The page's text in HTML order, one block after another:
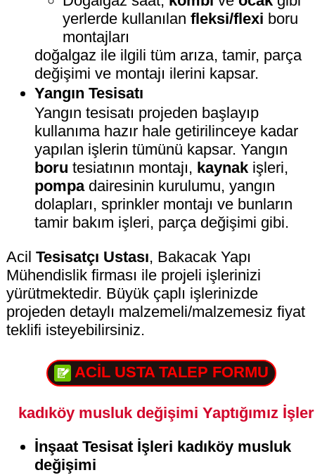
yerlerde kullanılanfleksi/flexi boru
montajları
doğalgaz ile ilgili tüm arıza, tamir, parça
değişimi ve montajı ilerini kapsar.
Yangın Tesisatı
Yangın tesisatı projeden başlayıp
kullanıma hazır hale getirilinceye kadar
yapılan işlerin tümünü kapsar. Yangın
boru tesiatının montajı, kaynak işleri,
pompadairesinin kurulumu, yangın
dolapları, sprinkler montajı ve bunların
tamir bakım işleri, parça değişimi gibi.
AcilTesisatçı Ustası, Bakacak Yapı
Mühendislik firması ile projeli işlerinizi
yürütmektedir. Büyük çaplı işlerinizde
projeden detaylı malzemeli/malzemesiz fiyat
teklifi isteyebilirsiniz.
ACİL USTA TALEP FORMU
kadıköy musluk değişimi Yaptığımız İşler
İnşaat Tesisat İşleri kadıköy musluk
değişimi